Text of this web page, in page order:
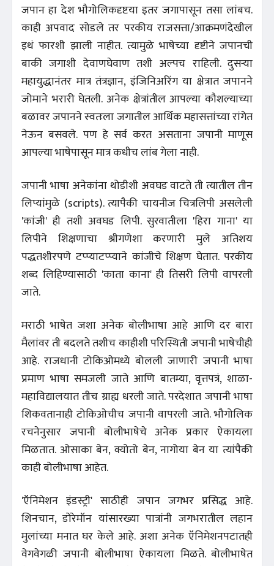
जपान हा देश भौगोलिकदृष्टया इतर जगापासून तसा लांबच.
काही अपवाद सोडले तर परकीय राजसत्ता/आक्रमणंदेखील
इथं फारशी झाली नाहीत. त्यामुळे भाषेच्या दृष्टीने जपानची
बाकी जगाशी देवाणघेवाण तशी अल्पच राहिली. दुसऱ्या
महायुद्धानंतर मात्र तंत्रज्ञान, इंजिनिअरिंग या क्षेत्रात जपानने
जोमाने भरारी घेतली. अनेक क्षेत्रांतील आपल्या कौशल्याच्या
बळावर जपानने स्वतःला जगातील आर्थिक महासत्तांच्या रांगेत
नेऊन बसवले. पण हे सर्व करत असताना जपानी माणूस
आपल्या भाषेपासून मात्र कधीच लांब गेला नाही.
जपानी भाषा अनेकांना थोडीशी अवघड वाटते ती त्यातील तीन
लिप्यांमुळे (scripts). त्यापैकी चायनीज चित्रलिपी असलेली
'कांजी' ही तशी अवघड लिपी. सुरवातीला 'हिरा गाना' या
लिपीने शिक्षणाचा श्रीगणेशा करणारी मुले अतिशय
पद्धतशीरपणे टप्प्याटप्प्याने कांजीचे शिक्षण घेतात. परकीय
शब्द लिहिण्यासाठी 'काता काना' ही तिसरी लिपी वापरली
जाते.
मराठी भाषेत जशा अनेक बोलीभाषा आहे आणि दर बारा
मैलांवर ती बदलते तशीच काहीशी परिस्थिती जपानी भाषेचीही
आहे. राजधानी टोकिओमध्ये बोलली जाणारी जपानी भाषा
प्रमाण भाषा समजली जाते आणि बातम्या, वृत्तपत्रं, शाळा-
महाविद्यालयात तीच ग्राह्य धरली जाते. परदेशात जपानी भाषा
शिकवतानाही टोकिओचीच जपानी वापरली जाते. भौगोलिक
रचनेनुसार जपानी बोलीभाषेचे अनेक प्रकार ऐकायला
मिळतात. ओसाका बेन, क्योतो बेन, नागोया बेन या त्यांपैकी
काही बोलीभाषा आहेत.
'ऍनिमेशन इंडस्ट्री' साठीही जपान जगभर प्रसिद्ध आहे.
शिनचान, डोरेमॉन यांसारख्या पात्रांनी जगभरातील लहान
मुलांच्या मनात घर केले आहे. अशा अनेक ऍनिमेशनपटातही
वेगवेगळी जपानी बोलीभाषा ऐकायला मिळते. बोलीभाषेत